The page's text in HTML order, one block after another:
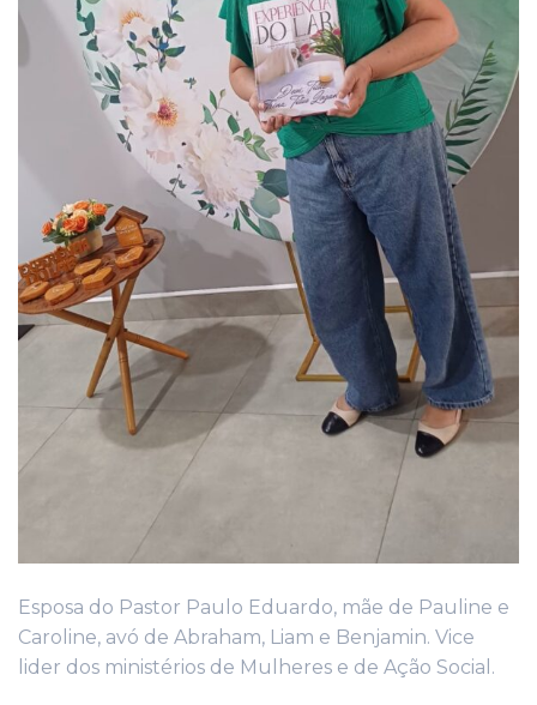
Esposa do Pastor Paulo Eduardo, mãe de Pauline e
Caroline, avó de Abraham, Liam e Benjamin. Vice
lider dos ministérios de Mulheres e de Ação Social.